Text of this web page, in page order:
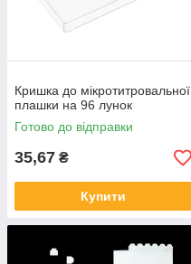
Кришка до мікротитровальної
плашки на 96 лунок
Готово до відправки
35,67 ₴
Купити